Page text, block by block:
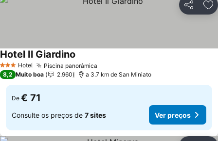
Partilhar
3 EstrelasHotel Piscina panorâmica
Hotel Il Giardino
8,2 Muito boa 2.960 a 3.7 km de San Miniato
De € 71
Consulte os preços de 7 sites Ver preços